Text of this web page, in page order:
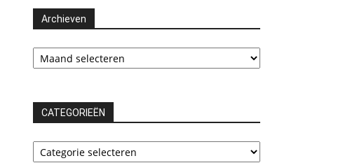
Archieven
Archieven
CATEGORIEËN
CATEGORIEËN